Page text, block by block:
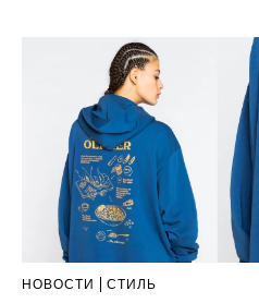
НОВОСТИ СТИЛЬ